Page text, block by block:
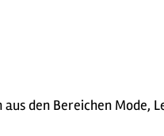
den Bereichen Mode,